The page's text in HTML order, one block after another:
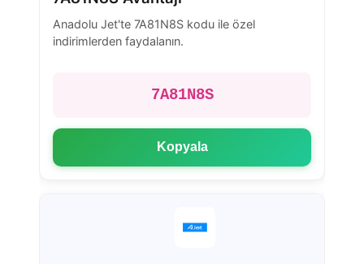
Anadolu Jet'te 7A81N8S kodu ile özel
indirimlerden faydalanın.
7A81N8S
Kopyala